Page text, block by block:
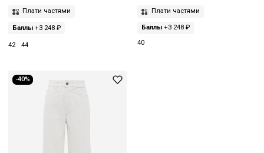
Плати частями
Баллы +3 248 ₽
42 44
Плати частями
Баллы+3 248 ₽
40
-40%